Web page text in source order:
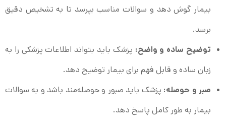
بیمار گوش دهد و سوالات مناسب بپرسد تا به تشخیص دقیق
برسد.
توضیح ساده و واضح:پزشک باید بتواند اطلاعات پزشکی را به
زبان ساده و قابل فهم برای بیمار توضیح دهد.
صبر و حوصله:پزشک باید صبور و حوصله‌مند باشد و به سوالات
بیمار به طور کامل پاسخ دهد.